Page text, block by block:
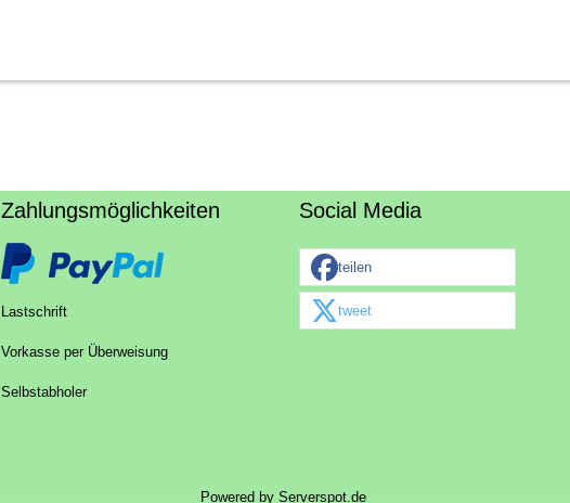
Zahlungsmöglichkeiten
Lastschrift
Vorkasse per Überweisung
Selbstabholer
Social Media
teilen
tweet
Powered by Serverspot.de